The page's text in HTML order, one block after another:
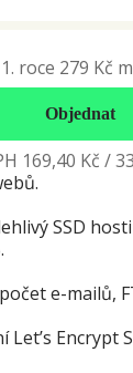
roce 279 Kč
Objednat
169,40 Kč /
SSD
e-mailů,
Let’s Encrypt